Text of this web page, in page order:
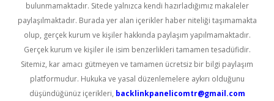
bulunmamaktadır. Sitede yalnızca kendi hazırladığımız makaleler
paylaşılmaktadır. Burada yer alan içerikler haber niteliği taşımamakta
olup, gerçek kurum ve kişiler hakkında paylaşım yapılmamaktadır.
Gerçek kurum ve kişiler ile isim benzerlikleri tamamen tesadüfidir.
Sitemiz, kar amacı gütmeyen ve tamamen ücretsiz bir bilgi paylaşım
platformudur. Hukuka ve yasal düzenlemelere aykırı olduğunu
düşündüğünüz içerikleri, backlinkpanelicomtr@gmail.com